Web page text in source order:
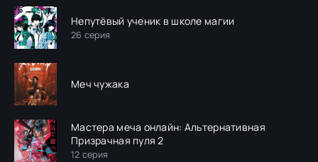
Непутёвый ученик в школе магии
26 серия
Меч чужака
Мастера меча онлайн: Альтернативная
Призрачная пуля 2
12 серия